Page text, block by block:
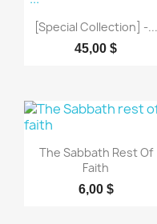
Aperçu rapide
[Special Collection] -...
45,00 $
 Aperçu rapide
The Sabbath Rest Of
Faith
6,00 $